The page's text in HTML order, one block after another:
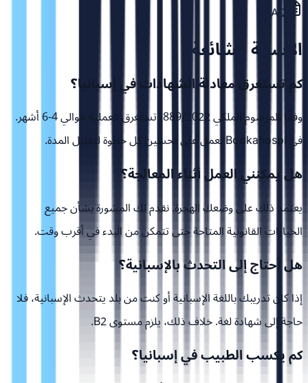
FAQ
الاسئلة الشائعة
كم تستغرق معادلة الشهادات في إسبانيا؟
وفقًا للمرسوم الملكي 889/2022، تستغرق العملية حوالي 4-6 أشهر.
في Bookahospi نعمل على تحسين كل خطوة لتقليل المدة.
هل يمكنني العمل أثناء المعالجة؟
يعتمد ذلك على وضعك الهجرة. نقدم لك المشورة بشأن جميع
الخيارات القانونية المتاحة حتى تتمكن من البدء في أقرب وقت.
هل أحتاج إلى التحدث بالإسبانية؟
إذا كان تدريبك باللغة الإسبانية أو كنت من بلد يتحدث الإسبانية، فلا
حاجة إلى شهادة لغة. خلاف ذلك، يلزم مستوى B2.
كم يكسب الطبيب في إسبانيا؟